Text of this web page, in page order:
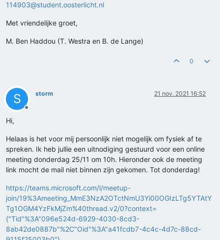
114903@student.oosterlicht.nl
Met vriendelijke groet,
M. Ben Haddou (T. Westra en B. de Lange)
0
S
Offline
storm 21 nov. 2021 16:52
Hi,
Helaas is het voor mij persoonlijk niet mogelijk om fysiek af te
spreken. Ik heb jullie een uitnodiging gestuurd voor een online
meeting donderdag 25/11 om 10h. Hieronder ook de meeting
link mocht de mail niet binnen zijn gekomen. Tot donderdag!
https://teams.microsoft.com/l/meetup-
join/19%3Ameeting_MmE3NzA2OTctNmU3Yi00OGIzLTg5YTAtY
Tg1OGM4YzFkMjZm%40thread.v2/0?context=
{"Tid"%3A"096e524d-6929-4030-8cd3-
8ab42de0887b"%2C"Oid"%3A"a41fcdb7-4c4c-4d7c-88cd-